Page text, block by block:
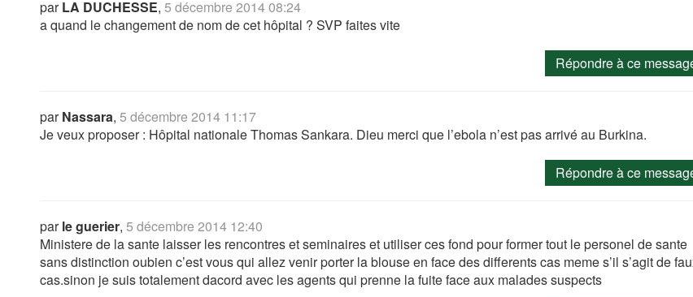
parLA DUCHESSE, 5 décembre 2014 08:24
a quand le changement de nom de cet hôpital ? SVP faites vite
Répondre à ce
parNassara, 5 décembre 2014 11:17
Je veux proposer : Hôpital nationale Thomas Sankara. Dieu merci que l’ebola n’est pas arrivé au Burkina.
Répondre à ce
parle guerier, 5 décembre 2014 12:40
Ministere de la sante laisser les rencontres et seminaires et utiliser ces fond pour former tout le personel de sante
sans distinction oubien c’est vous qui allez venir porter la blouse en face des differents cas meme s’il s’agit de
cas.sinon je suis totalement dacord avec les agents qui prenne la fuite face aux malades suspects